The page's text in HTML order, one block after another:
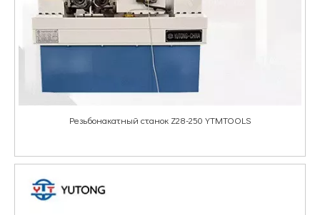
Резьбонакатный станок Z28-250 YTMTOOLS